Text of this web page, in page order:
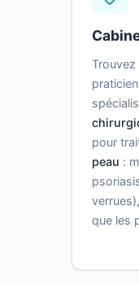
Trouvez
pour
peau :
que les